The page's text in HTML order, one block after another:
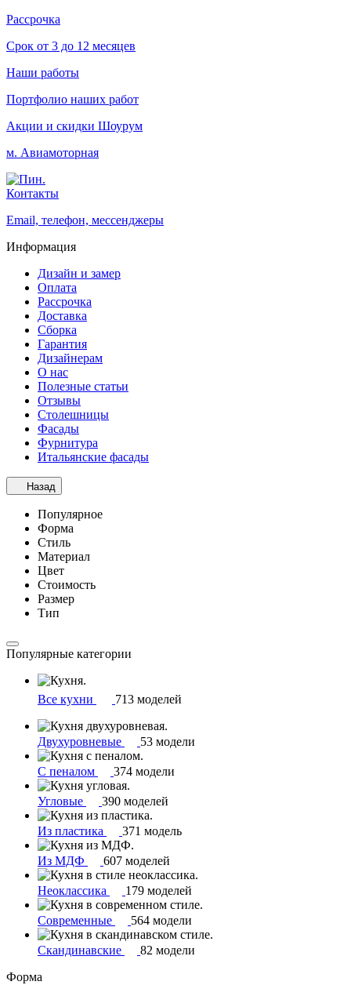
Рассрочка
Срок от 3 до 12 месяцев
Наши работы
Портфолио наших работ
Акции и скидки Шоурум
м. Авиамоторная
Контакты
Email, телефон, мессенджеры
Информация
Дизайн и замер
Оплата
Рассрочка
Доставка
Сборка
Гарантия
Дизайнерам
О нас
Полезные статьи
Отзывы
Столешницы
Фасады
Фурнитура
Итальянские фасады
Назад
Популярное
Форма
Стиль
Материал
Цвет
Стоимость
Размер
Тип
Популярные категории
Все кухни 713 моделей
Двухуровневые 53 модели
С пеналом 374 модели
Угловые 390 моделей
Из пластика 371 модель
Из МДФ 607 моделей
Неоклассика 179 моделей
Современные 564 модели
Скандинавские
82 модели
Форма